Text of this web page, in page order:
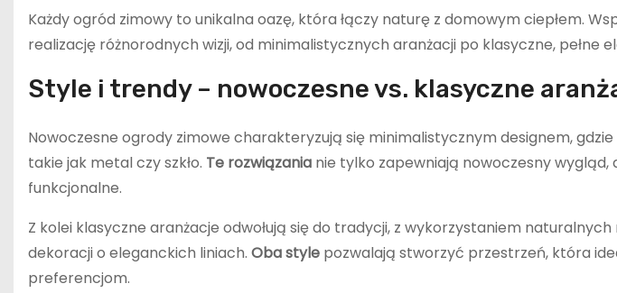
Każdy ogród zimowy to unikalna oazę, która łączy naturę z domowym ciepłem.
realizację różnorodnych wizji, od minimalistycznych aranżacji po klasyczne, pełne
Style i trendy – nowoczesne vs. klasyczne
Nowoczesne ogrody zimowe charakteryzują się minimalistycznym designem,
takie jak metal czy szkło. Te rozwiązania nie tylko zapewniają nowoczesny wygląd,
funkcjonalne.
Z kolei klasyczne aranżacje odwołują się do tradycji, z wykorzystaniem
dekoracji o eleganckich liniach. Oba style pozwalają stworzyć przestrzeń, która
preferencjom.